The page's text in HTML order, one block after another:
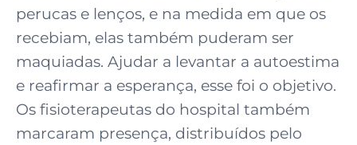
perucas e lenços, e na medida em que os
recebiam, elas também puderam ser
maquiadas. Ajudar a levantar a autoestima
e reafirmar a esperança, esse foi o objetivo.
Os fisioterapeutas do hospital também
marcaram presença, distribuídos pelo